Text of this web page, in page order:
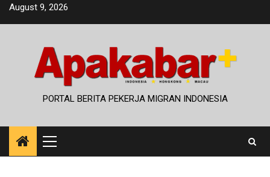
SkipAugust 9, 2026
PORTAL BERITA PEKERJA MIGRAN INDONESIA
Primary
Menu